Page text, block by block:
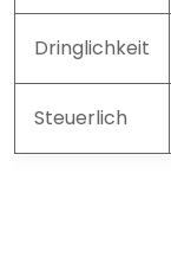
Dringlichkeit
Steuerlich